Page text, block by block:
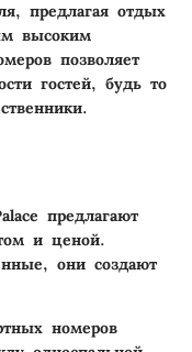
предлагая отдых
высоким
позволяет
гостей, будь то
предлагают
и ценой.
они создают
номеров